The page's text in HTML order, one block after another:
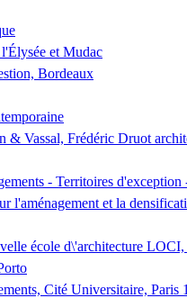
et Mudac
Bordeaux
Vassal, Frédéric Druot
- Territoires
l'aménagement et la
école d\'architecture
Cité Universitaire, Paris